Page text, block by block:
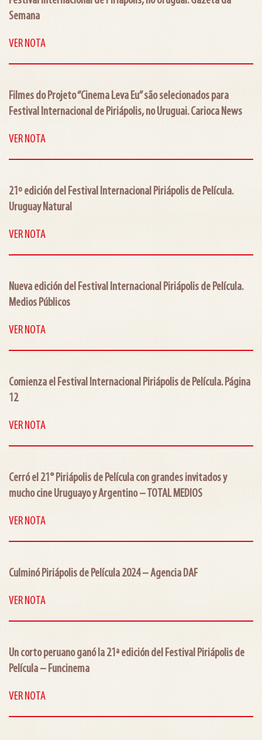
Semana
VER NOTA
Filmes do Projeto “Cinema Leva Eu” são selecionados para
Festival Internacional de Piriápolis, no Uruguai. Carioca News
VER NOTA
21º edición del Festival Internacional Piriápolis de Película.
Uruguay Natural
VER NOTA
Nueva edición del Festival Internacional Piriápolis de Película.
Medios Públicos
VER NOTA
Comienza el Festival Internacional Piriápolis de Película. Página
12
VER NOTA
Cerró el 21° Piriápolis de Película con grandes invitados y
mucho cine Uruguayo y Argentino – TOTAL MEDIOS
VER NOTA
Culminó Piriápolis de Película 2024 – Agencia DAF
VER NOTA
Un corto peruano ganó la 21ª edición del Festival Piriápolis de
Película – Funcinema
VER NOTA